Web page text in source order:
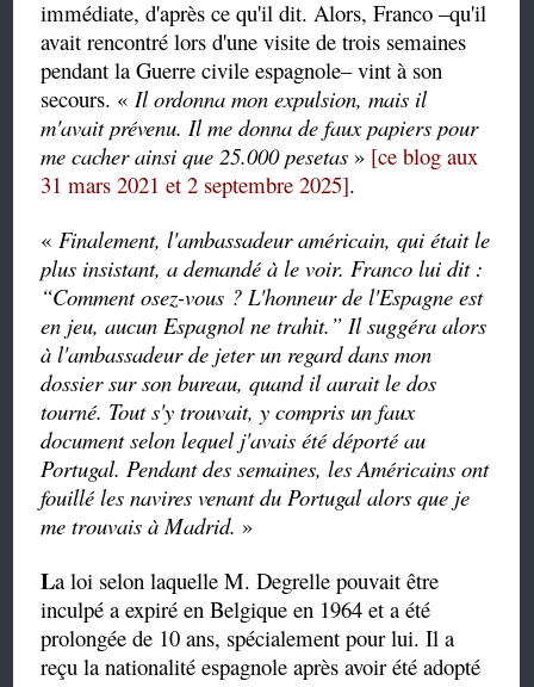
immédiate, d'après ce qu'il dit. Alors, Franco –qu'il
avait rencontré lors d'une visite de trois semaines
pendant la Guerre civile espagnole– vint à son
secours. «Il ordonna mon expulsion, mais il
m'avait prévenu. Il me donna de faux papiers pour
me cacher ainsi que 25.000 pesetas » [ce blog aux
31 mars 2021 et 2 septembre 2025].
«Finalement, l'ambassadeur américain, qui était le
plus insistant, a demandé à le voir. Franco lui dit :
“Comment osez-vous ? L'honneur de l'Espagne est
en jeu, aucun Espagnol ne trahit. ” Il suggéra alors
à l'ambassadeur de jeter un regard dans mon
dossier sur son bureau, quand il aurait le dos
tourné. Tout s'y trouvait, y compris un faux
document selon lequel j'avais été déporté au
Portugal. Pendant des semaines, les Américains ont
fouillé les navires venant du Portugal alors que je
me trouvais à Madrid. »
La loi selon laquelle M. Degrelle pouvait être
inculpé a expiré en Belgique en 1964 et a été
prolongée de 10 ans, spécialement pour lui. Il a
reçu la nationalité espagnole après avoir été adopté